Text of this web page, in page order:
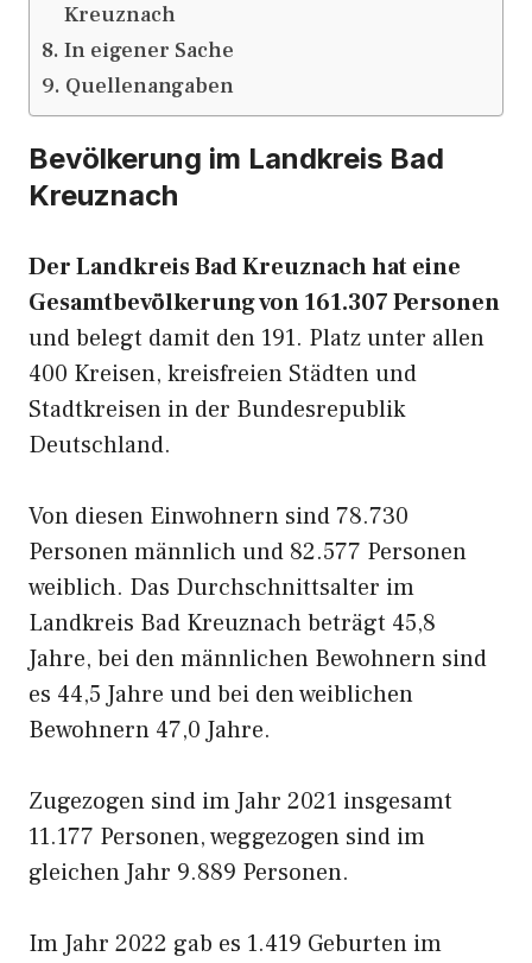
Kreuznach
In eigener Sache
Quellenangaben
Bevölkerung im Landkreis Bad
Kreuznach
Der Landkreis Bad Kreuznach hat eine
Gesamtbevölkerung von 161.307 Personen
und belegt damit den 191. Platz unter allen
400 Kreisen, kreisfreien Städten und
Stadtkreisen in der Bundesrepublik
Deutschland.
Von diesen Einwohnern sind 78.730
Personen männlich und 82.577 Personen
weiblich. Das Durchschnittsalter im
Landkreis Bad Kreuznach beträgt 45,8
Jahre, bei den männlichen Bewohnern sind
es 44,5 Jahre und bei den weiblichen
Bewohnern 47,0 Jahre.
Zugezogen sind im Jahr 2021 insgesamt
11.177 Personen, weggezogen sind im
gleichen Jahr 9.889 Personen.
Im Jahr 2022 gab es 1.419 Geburten im